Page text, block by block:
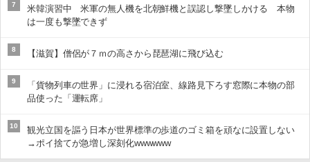
7
米韓演習中 米軍の無人機を北朝鮮機と誤認し撃墜しかける 本物
は一度も撃墜できず
8 【滋賀】僧侶が７ｍの高さから琵琶湖に飛び込む
9
「貨物列車の世界」に浸れる宿泊室、線路見下ろす窓際に本物の部
品使った「運転席」
10
観光立国を謳う日本が世界標準の歩道のゴミ箱を頑なに設置しない
→ポイ捨てが急増し深刻化wwwwww